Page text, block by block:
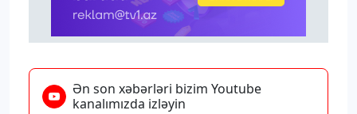
Ən son xəbərləri bizim Youtube
kanalımızda izləyin